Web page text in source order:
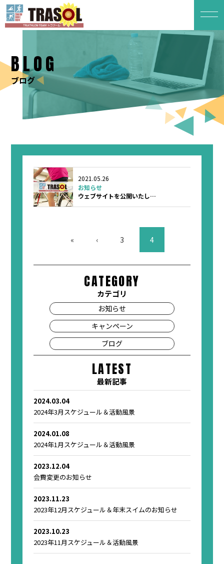
BLOG
ブログ
2021.05.26
お知らせ
ウェブサイトを公開いたし…
« ‹ 3 4
CATEGORY
カテゴリ
お知らせ
キャンペーン
ブログ
LATEST
最新記事
2024.03.04
2024年3月スケジュール＆活動風景
2024.01.08
2024年1月スケジュール＆活動風景
2023.12.04
会費変更のお知らせ
2023.11.23
2023年12月スケジュール＆年末スイムのお知らせ
2023.10.23
2023年11月スケジュール＆活動風景